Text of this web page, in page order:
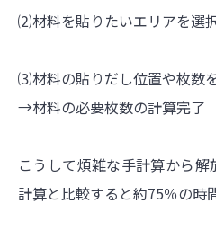
⑵材料を貼りたいエリアを選
⑶材料の貼りだし位置や枚数
→材料の必要枚数の計算完了
こうして煩雑な手計算から
計算と比較すると約75％の時